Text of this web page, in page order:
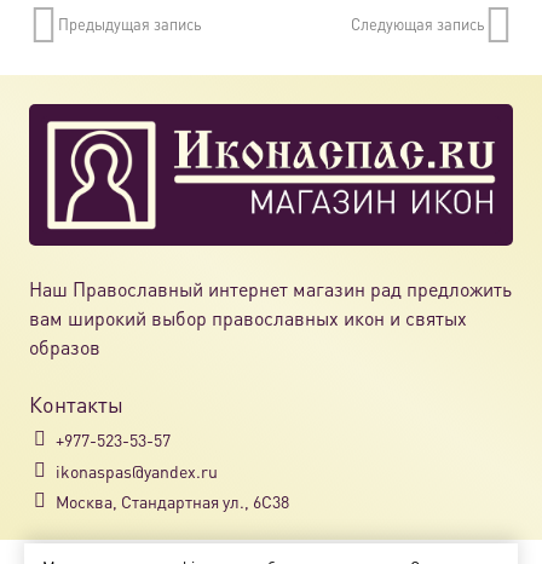
Предыдущая запись Следующая запись
Наш Православный интернет магазин рад предложить
вам широкий выбор православных икон и святых
образов
Контакты
+977-523-53-57
ikonaspas@yandex.ru
Москва, Стандартная ул., 6С38